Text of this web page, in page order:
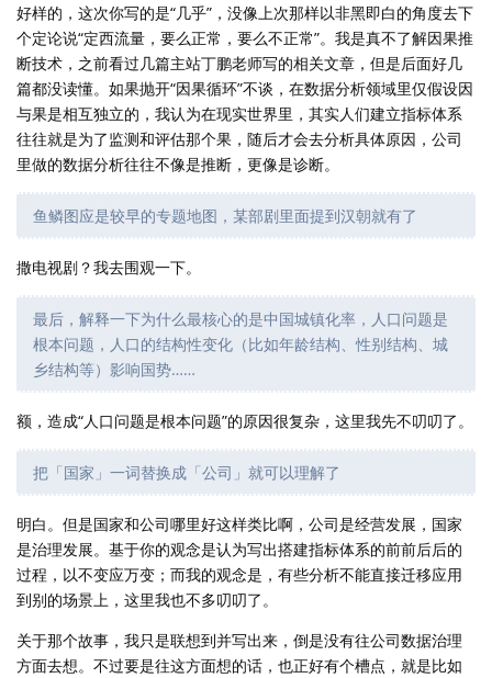
好样的，这次你写的是“几乎”，没像上次那样以非黑即白的角度去下
个定论说“定西流量，要么正常，要么不正常”。我是真不了解因果推
断技术，之前看过几篇主站丁鹏老师写的相关文章，但是后面好几
篇都没读懂。如果抛开“因果循环”不谈，在数据分析领域里仅假设因
与果是相互独立的，我认为在现实世界里，其实人们建立指标体系
往往就是为了监测和评估那个果，随后才会去分析具体原因，公司
里做的数据分析往往不像是推断，更像是诊断。
鱼鳞图应是较早的专题地图，某部剧里面提到汉朝就有了
撒电视剧？我去围观一下。
最后，解释一下为什么最核心的是中国城镇化率，人口问题是
根本问题，人口的结构性变化（比如年龄结构、性别结构、城
乡结构等）影响国势……
额，造成“人口问题是根本问题”的原因很复杂，这里我先不叨叨了。
把「国家」一词替换成「公司」就可以理解了
明白。但是国家和公司哪里好这样类比啊，公司是经营发展，国家
是治理发展。基于你的观念是认为写出搭建指标体系的前前后后的
过程，以不变应万变；而我的观念是，有些分析不能直接迁移应用
到别的场景上，这里我也不多叨叨了。
关于那个故事，我只是联想到并写出来，倒是没有往公司数据治理
方面去想。不过要是往这方面想的话，也正好有个槽点，就是比如